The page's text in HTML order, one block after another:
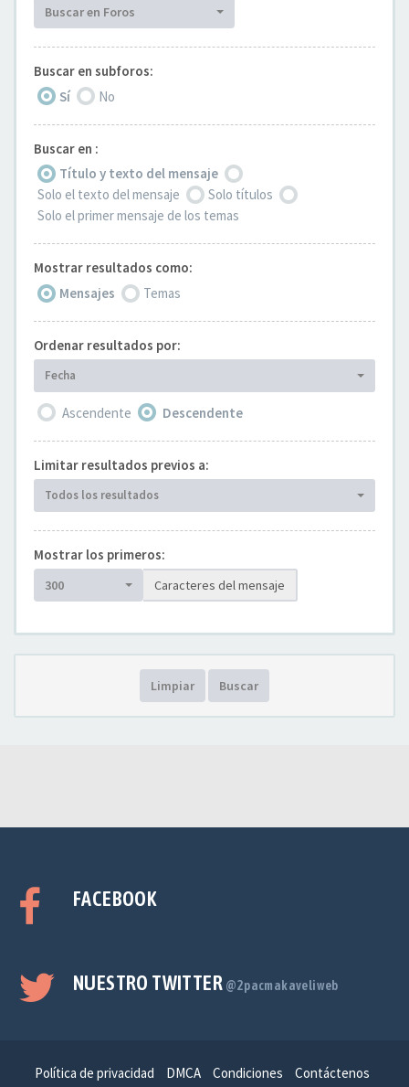
Buscar en Foros
Buscar en subforos:
Sí
No
Buscar en :
Título y texto del mensaje
Solo el texto del mensaje
Solo títulos
Solo el primer mensaje de los temas
Mostrar resultados como:
Mensajes
Temas
Ordenar resultados por:
Fecha
Ascendente Descendente
Limitar resultados previos a:
Todos los resultados
Mostrar los primeros:
300 Caracteres del mensaje
Limpiar Buscar
FACEBOOK
NUESTRO TWITTER @2pacmakaveliweb
Política de privacidad DMCA Condiciones Contáctenos